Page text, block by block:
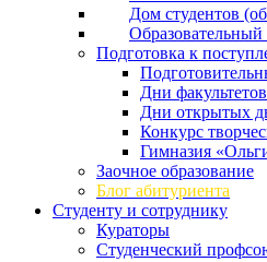
Дом студентов
Образовательный
Подготовка к
Дни факультетов
Дни открытых
Конкурс
Гимназия
Заочное образование
Блог абитуриента
Студенту и сотруднику
Кураторы
Студенческий